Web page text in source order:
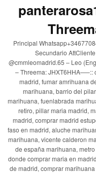
Principal
Secundario
@cmmleomadrid.65 – Leo
– Threema: JHXT6HHA—–::
madrid, fumar amrihuana
marihuana, barrio del
marihuana, fuenlabrada
retiro, pillar maria madrid,
madrid, comprar madrid
faso en madrid, aluche
marihuana, vicente calderon
de españa marihuana,
donde comprar maria en
de madrid, comprar